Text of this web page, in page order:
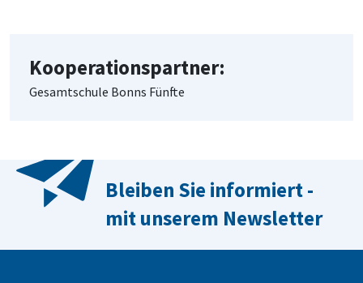
Kooperationspartner:
Gesamtschule Bonns Fünfte
Bleiben Sie informiert -
mit unserem Newsletter